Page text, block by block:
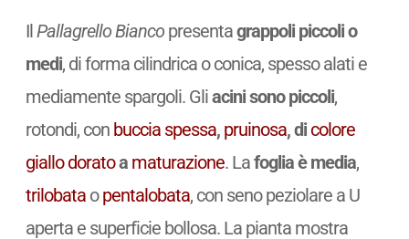
Il Pallagrello Biancopresentagrappoli piccoli o
medi, di forma cilindrica o conica, spesso alati e
mediamente spargoli. Gliacini sono piccoli,
rotondi, con buccia spessa, pruinosa, dicolore
giallo doratoa maturazione. Lafoglia è media,
trilobataopentalobata, con seno peziolare a U
aperta e superficie bollosa. La pianta mostra